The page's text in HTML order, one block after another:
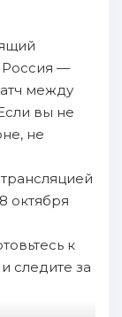
Россия —
между
вы не
не
октября
к
следите за